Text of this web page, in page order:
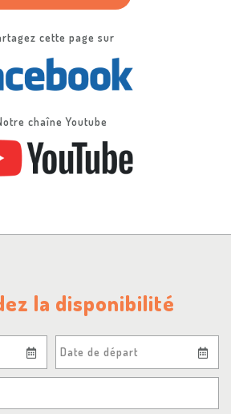
cette page sur
chaîne Youtube
la disponibilité
Date de départ